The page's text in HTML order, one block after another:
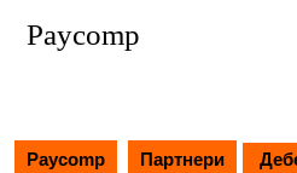
Paycomp
Paycomp Партнери